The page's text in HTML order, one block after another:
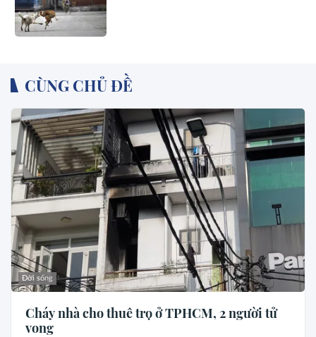
CÙNG CHỦ ĐỀ
Đời sống
Cháy nhà cho thuê trọ ở TPHCM, 2 người tử
vong